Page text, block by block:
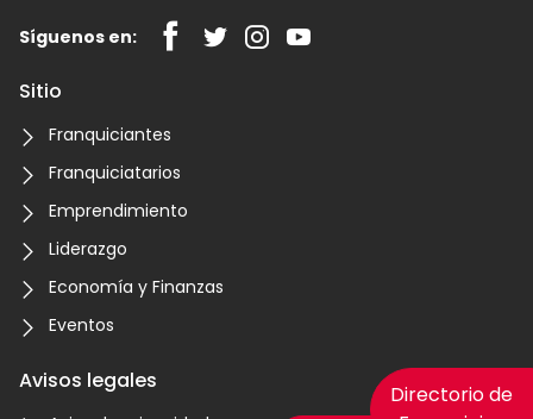
Directorio de
Síguenos en:
Sitio
Franquiciantes
Franquiciatarios
Emprendimiento
Liderazgo
Economía y Finanzas
Eventos
Avisos legales